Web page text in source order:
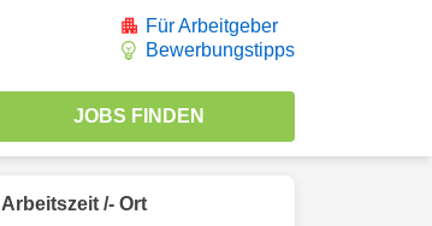
Für Arbeitgeber
Bewerbungstipps
Arbeitszeit /- Ort